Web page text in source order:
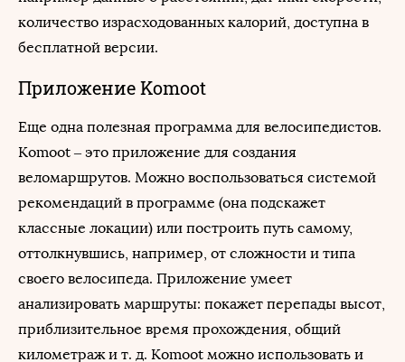
количество израсходованных калорий, доступна в
бесплатной версии.
Приложение Komoot
Еще одна полезная программа для велосипедистов.
Komoot – это приложение для создания
веломаршрутов. Можно воспользоваться системой
рекомендаций в программе (она подскажет
классные локации) или построить путь самому,
оттолкнувшись, например, от сложности и типа
своего велосипеда. Приложение умеет
анализировать маршруты: покажет перепады высот,
приблизительное время прохождения, общий
километраж и т. д. Komoot можно использовать и